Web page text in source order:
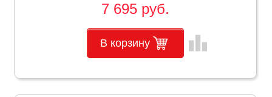
7 695 руб.
В корзину leaderboard